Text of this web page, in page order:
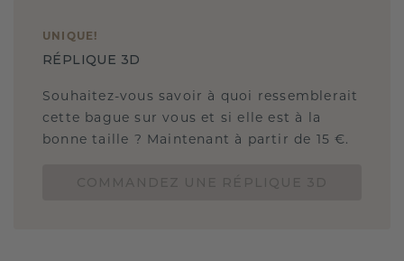
UNIQUE !
RÉPLIQUE 3D
Souhaitez-vous savoir à quoi ressemblerait
cette bague sur vous et si elle est à la
bonne taille ? Maintenant à partir de 15 €.